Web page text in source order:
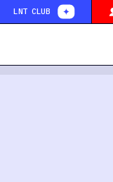
LNT CLUB